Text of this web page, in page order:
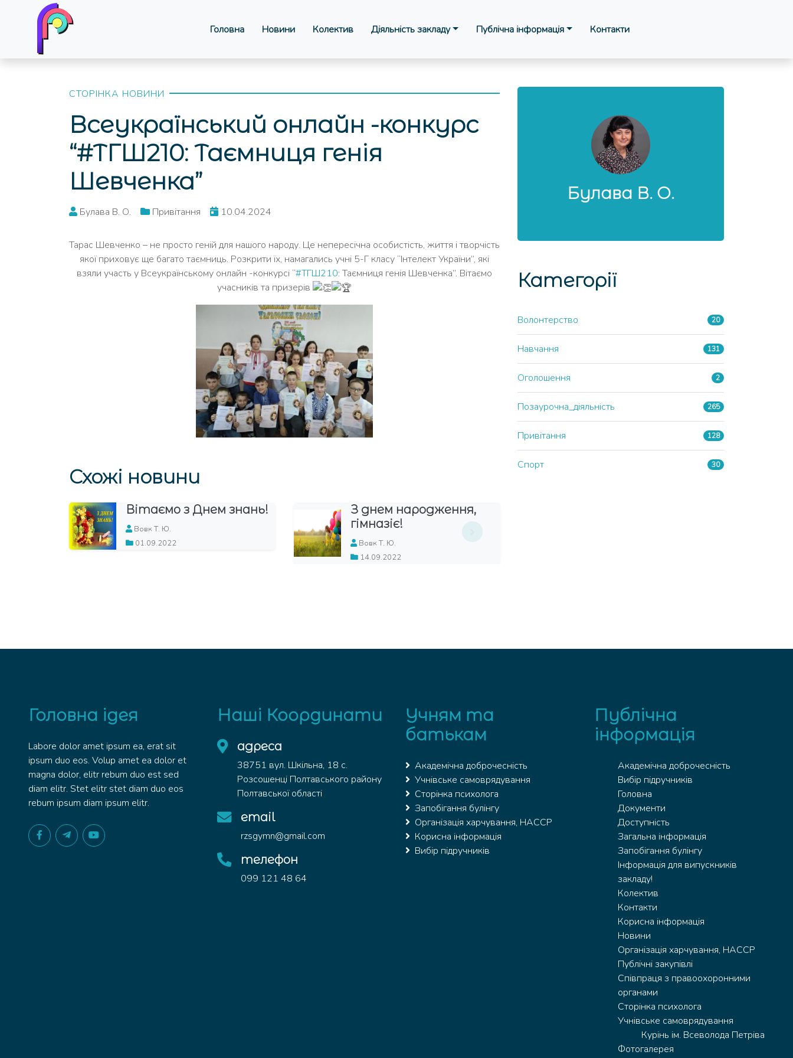
Головна Новини Колектив Діяльність закладу Публічна інформація Контакти
СТОРІНКА НОВИНИ
Всеукраїнський онлайн -конкурс
“#ТГШ210: Таємниця генія
Шевченка”
Булава В. О. Привітання 10.04.2024
Тарас Шевченко – не просто геній для нашого народу. Це непересічна особистість, життя і творчість
якої приховує ще багато таємниць. Розкрити їх, намагались учні 5-Г класу “Інтелект України”, які
взяли участь у Всеукраїнському онлайн -конкурсі “#ТГШ210: Таємниця генія Шевченка”. Вітаємо
учасників та призерів
Схожі новини
Вітаємо з Днем знань!
Вовк Т. Ю.
01.09.2022
З днем народження,
гімназіє!
Вовк Т. Ю.
14.09.2022
Булава В. О.
Категорії
Волонтерство 20
Навчання 131
Оголошення 2
Позаурочна_діяльність 265
Привітання 128
Спорт 30
Головна ідея
Labore dolor amet ipsum ea, erat sit
ipsum duo eos. Volup amet ea dolor et
magna dolor, elitr rebum duo est sed
diam elitr. Stet elitr stet diam duo eos
rebum ipsum diam ipsum elitr.
Наші Координати
адреса
38751 вул. Шкільна, 18 с.
Розсошенці Полтавського району
Полтавської області
email
rzsgymn@gmail.com
телефон
099 121 48 64
Учням та
батькам
Академічна доброчесність
Учнівське самоврядування
Сторінка психолога
Запобігання булінгу
Організація харчування, HACCP
Корисна інформація
Вибір підручників
Публічна
інформація
Академічна доброчесність
Вибір підручників
Головна
Документи
Доступність
Загальна інформація
Запобігання булінгу
Інформація для випускників
закладу!
Колектив
Контакти
Корисна інформація
Новини
Організація харчування, HACCP
Публічні закупівлі
Співпраця з правоохоронними
органами
Сторінка психолога
Учнівське самоврядування
Курінь ім. Всеволода Петріва
Фотогалерея